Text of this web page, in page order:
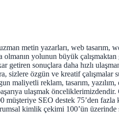
yazarları, web tasarım,
yolunun büyük
sonuçlara daha hızlı
sizlere özgün ve kreatif
maliyetli reklam, tasarım,
ulaşmak önceliklerimizdendir.
SEO destek 75’den fazla
kimlik çekimi 100’ün